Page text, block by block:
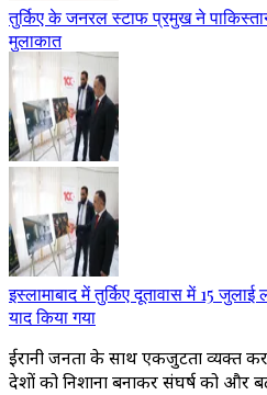
तुर्किए के जनरल स्टाफ प्रमुख ने
मुलाकात
इस्लामाबाद में तुर्किए दूतावास में 15
याद किया गया
ईरानी जनता के साथ एकजुटता व्यक्त
देशों को निशाना बनाकर संघर्ष को और